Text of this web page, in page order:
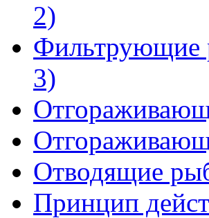
2)
Фильтрующие
3)
Отводящие
Принцип